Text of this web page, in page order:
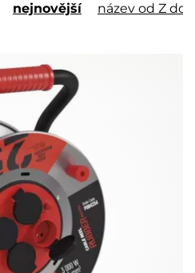
nejnovější název od Z do